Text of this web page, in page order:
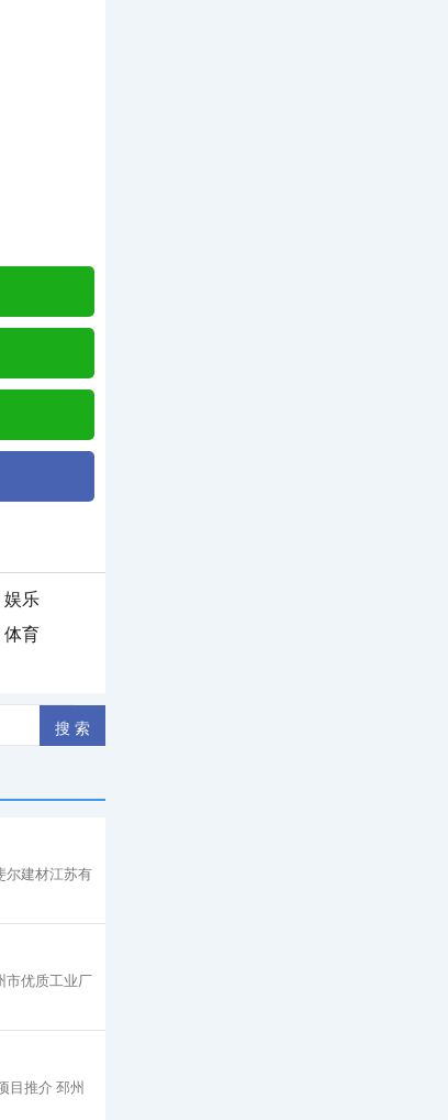
娱乐
体育
尔建材江苏有
市优质工业厂
目推介 邳州